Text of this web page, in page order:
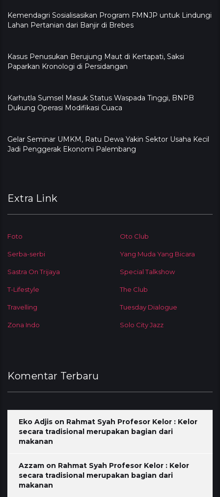
Kemendagri Sosialisasikan Program FMNJP untuk Lindungi
Lahan Pertanian dari Banjir di Brebes
Kasus Penusukan Berujung Maut di Kertapati, Saksi
Paparkan Kronologi di Persidangan
Karhutla Sumsel Masuk Status Waspada Tinggi, BNPB
Dukung Operasi Modifikasi Cuaca
Gelar Seminar UMKM, Ratu Dewa Yakin Sektor Usaha Kecil
Jadi Penggerak Ekonomi Palembang
Extra Link
Foto Oto Club
Serba-serbi Yang Muda Yang Bicara
Sastra On Trijaya Special Talkshow
T-Lifestyle The Club
Travelling Tuesday Dialogue
Zona Indo Solo City Jazz
Komentar Terbaru
Eko Adjis on Rahmat Syah Profesor Kelor : Kelor
secara tradisional merupakan bagian dari
makanan
Azzam on Rahmat Syah Profesor Kelor : Kelor
secara tradisional merupakan bagian dari
makanan